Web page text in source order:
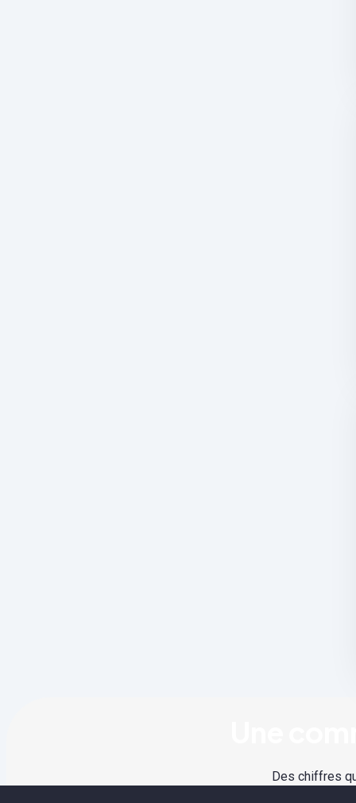
Des chiffres